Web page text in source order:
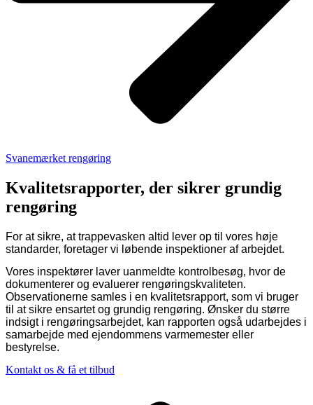
Svanemærket rengøring
Kvalitetsrapporter, der sikrer grundig
rengøring
For at sikre, at trappevasken altid lever op til vores høje
standarder, foretager vi løbende inspektioner af arbejdet.
Vores inspektører laver uanmeldte kontrolbesøg, hvor de
dokumenterer og evaluerer rengøringskvaliteten.
Observationerne samles i en kvalitetsrapport, som vi bruger
til at sikre ensartet og grundig rengøring. Ønsker du større
indsigt i rengøringsarbejdet, kan rapporten også udarbejdes i
samarbejde med ejendommens varmemester eller
bestyrelse.
Kontakt os & få et tilbud